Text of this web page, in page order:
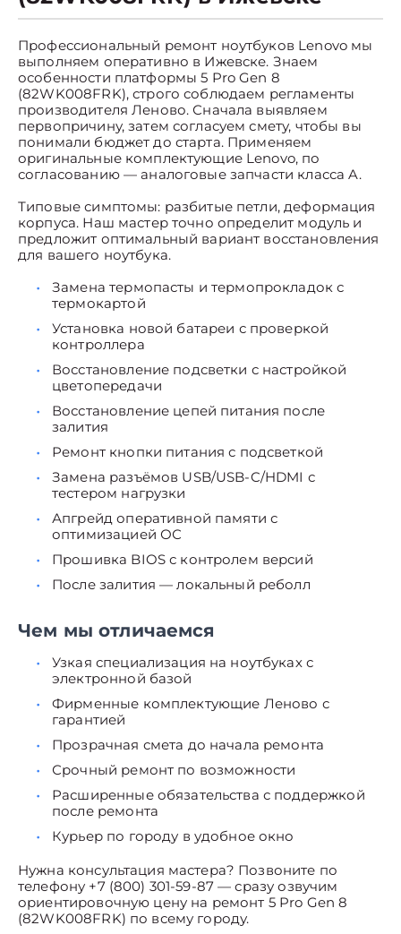
Профессиональный ремонт ноутбуков Lenovo мы
выполняем оперативно в Ижевске. Знаем
особенности платформы 5 Pro Gen 8
(82WK008FRK), строго соблюдаем регламенты
производителя Леново. Сначала выявляем
первопричину, затем согласуем смету, чтобы вы
понимали бюджет до старта. Применяем
оригинальные комплектующие Lenovo, по
согласованию — аналоговые запчасти класса A.
Типовые симптомы: разбитые петли, деформация
корпуса. Наш мастер точно определит модуль и
предложит оптимальный вариант восстановления
для вашего ноутбука.
Замена термопасты и термопрокладок с
термокартой
Установка новой батареи с проверкой
контроллера
Восстановление подсветки с настройкой
цветопередачи
Восстановление цепей питания после
залития
Ремонт кнопки питания с подсветкой
Замена разъёмов USB/USB-C/HDMI с
тестером нагрузки
Апгрейд оперативной памяти с
оптимизацией ОС
Прошивка BIOS с контролем версий
После залития — локальный реболл
Чем мы отличаемся
Узкая специализация на ноутбуках с
электронной базой
Фирменные комплектующие Леново с
гарантией
Прозрачная смета до начала ремонта
Срочный ремонт по возможности
Расширенные обязательства с поддержкой
после ремонта
Курьер по городу в удобное окно
Нужна консультация мастера? Позвоните по
телефону +7 (800) 301-59-87 — сразу озвучим
ориентировочную цену на ремонт 5 Pro Gen 8
(82WK008FRK) по всему городу.